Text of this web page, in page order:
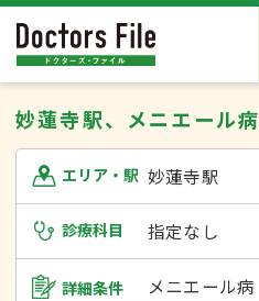
妙蓮寺駅、メニエール病
エリア・駅 妙蓮寺駅
診療科目 指定なし
詳細条件 メニエール病